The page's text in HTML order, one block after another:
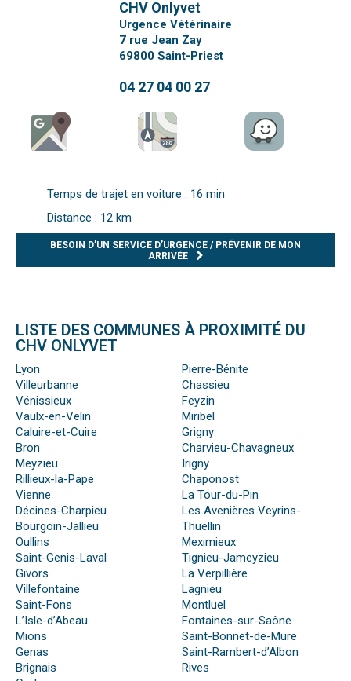
CHV Onlyvet
Urgence Vétérinaire
7 rue Jean Zay
69800 Saint-Priest
04 27 04 00 27
Temps de trajet en voiture : 16 min
Distance : 12 km
BESOIN D’UN SERVICE D’URGENCE / PRÉVENIR DE MON
ARRIVÉE
LISTE DES COMMUNES À PROXIMITÉ DU
CHV ONLYVET
Lyon
Villeurbanne
Vénissieux
Vaulx-en-Velin
Caluire-et-Cuire
Bron
Meyzieu
Rillieux-la-Pape
Vienne
Décines-Charpieu
Bourgoin-Jallieu
Oullins
Saint-Genis-Laval
Givors
Villefontaine
Saint-Fons
L’Isle-d’Abeau
Mions
Genas
Brignais
Pierre-Bénite
Chassieu
Feyzin
Miribel
Grigny
Charvieu-Chavagneux
Irigny
Chaponost
La Tour-du-Pin
Les Avenières Veyrins-
Thuellin
Meximieux
Tignieu-Jameyzieu
La Verpillière
Lagnieu
Montluel
Fontaines-sur-Saône
Saint-Bonnet-de-Mure
Saint-Rambert-d’Albon
Rives